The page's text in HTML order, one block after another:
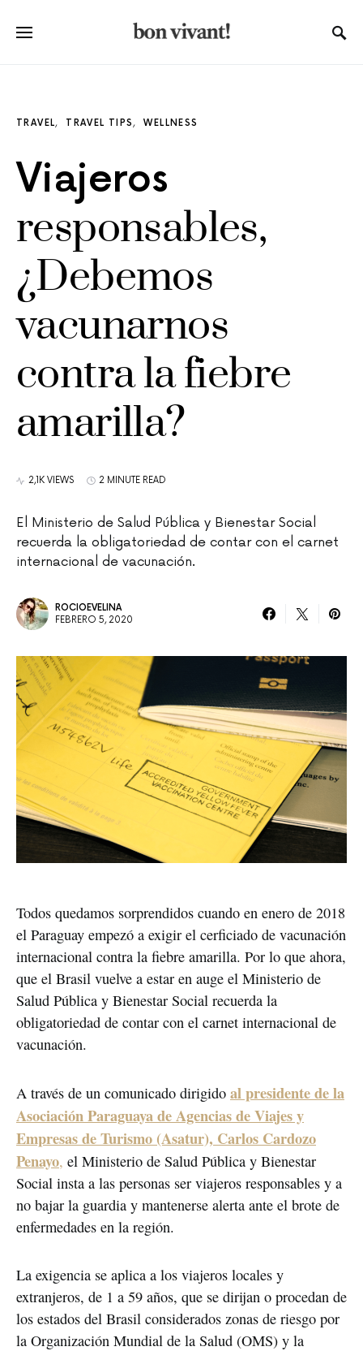
TRAVEL TRAVEL TIPS WELLNESS
Viajeros
responsables,
¿Debemos
vacunarnos
contra la fiebre
amarilla?
2,1K VIEWS 2 MINUTE READ
El Ministerio de Salud Pública y Bienestar Social
recuerda la obligatoriedad de contar con el carnet
internacional de vacunación.
ROCIOEVELINA
FEBRERO 5, 2020
Todos quedamos sorprendidos cuando en enero de 2018
el Paraguay empezó a exigir el cerficiado de vacunación
internacional contra la fiebre amarilla. Por lo que ahora,
que el Brasil vuelve a estar en auge el Ministerio de
Salud Pública y Bienestar Social recuerda la
obligatoriedad de contar con el carnet internacional de
vacunación.
A través de un comunicado dirigido al presidente de la
Asociación Paraguaya de Agencias de Viajes y
Empresas de Turismo (Asatur), Carlos Cardozo
Penayo, el Ministerio de Salud Pública y Bienestar
Social insta a las personas ser viajeros responsables y a
no bajar la guardia y mantenerse alerta ante el brote de
enfermedades en la región.
La exigencia se aplica a los viajeros locales y
extranjeros, de 1 a 59 años, que se dirijan o procedan de
los estados del Brasil considerados zonas de riesgo por
la Organización Mundial de la Salud (OMS) y la